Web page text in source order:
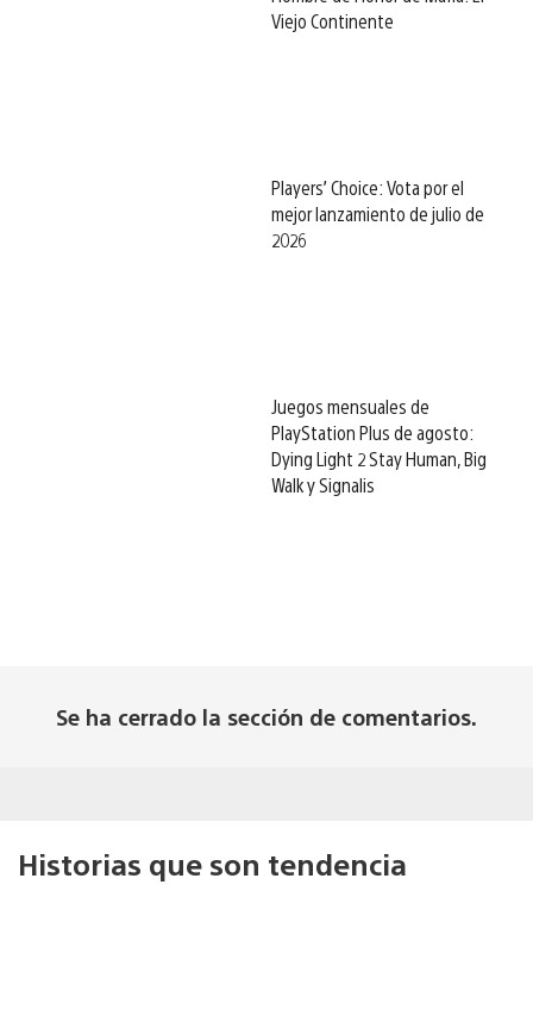
Viejo Continente
Players’ Choice: Vota por el
mejor lanzamiento de julio de
2026
Juegos mensuales de
PlayStation Plus de agosto:
Dying Light 2 Stay Human, Big
Walk y Signalis
Se ha cerrado la sección de comentarios.
Historias que son tendencia